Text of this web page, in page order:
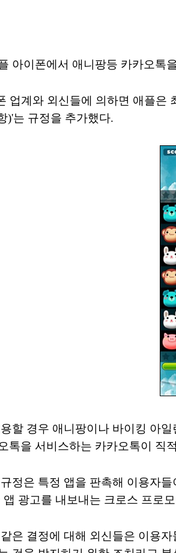
아이폰에서 애니팡등 카카오톡
업계와 외신들에 의하면 애플은
)'는 규정을 추가했다.
할 경우 애니팡이나 바이킹 아
톡을 서비스하는 카카오톡이 직
정은 특정 앱을 판촉해 이용자
앱 광고를 내보내는 크로스 프로
은 결정에 대해 외신들은 이용